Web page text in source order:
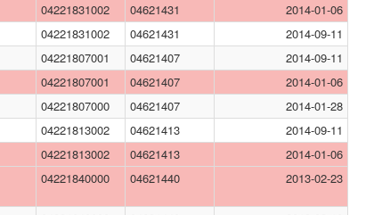
04221831002 04621431
2014-01-06
04221831002 04621431
2014-09-11
04221807001 04621407
2014-09-11
04221807001 04621407
2014-01-06
04221807000 04621407
2014-01-28
04221813002 04621413
2014-09-11
04221813002 04621413
2014-01-06
04221840000 04621440 2013-02-23